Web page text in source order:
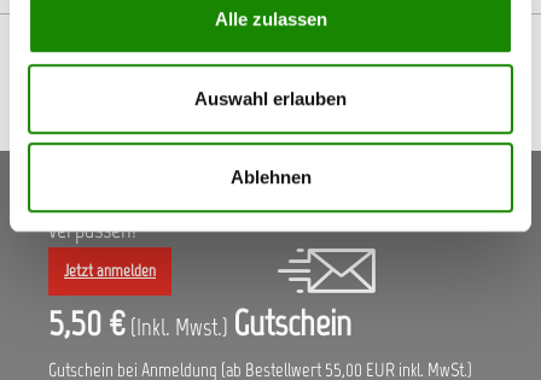
Alle zulassen
Auswahl erlauben
Ablehnen
Keine Aktionen, Angebote & Informationen mehr
verpassen!
Jetzt anmelden
5,50 € (Inkl. Mwst.) Gutschein
Gutschein bei Anmeldung (ab Bestellwert 55,00 EUR inkl. MwSt.)